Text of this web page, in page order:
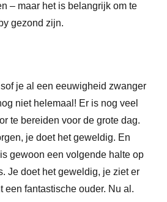
– maar het is belangrijk om te
gezond zijn.
je al een eeuwigheid zwanger
niet helemaal! Er is nog veel
te bereiden voor de grote dag.
je doet het geweldig. En
gewoon een volgende halte op
Je doet het geweldig, je ziet er
een fantastische ouder. Nu al.